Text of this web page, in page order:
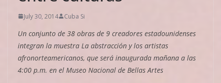
July 30, 2014 Cuba Si
Un conjunto de 38 obras de 9 creadores estadounidenses
integran la muestra La abstracción y los artistas
afronorteamericanos, que será inaugurada mañana a las
4:00 p.m. en el Museo Nacional de Bellas Artes